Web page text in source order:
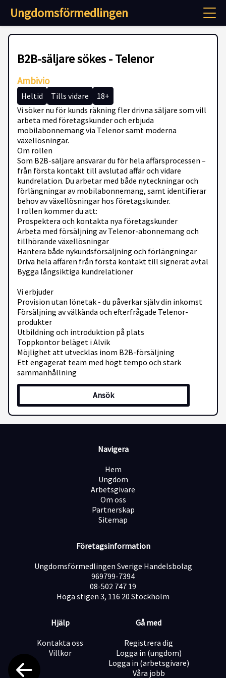
Ungdomsförmedlingen
B2B-säljare sökes - Telenor
Ambivio
Heltid Tills vidare
18+
Vi söker nu för kunds räkning fler drivna säljare som vill
arbeta med företagskunder och erbjuda
mobilabonnemang via Telenor samt moderna
växellösningar.
Om rollen
Som B2B-säljare ansvarar du för hela affärsprocessen –
från första kontakt till avslutad affär och vidare
kundrelation. Du arbetar med både nyteckningar och
förlängningar av mobilabonnemang, samt identifierar
behov av växellösningar hos företagskunder.
I rollen kommer du att:
Prospektera och kontakta nya företagskunder
Arbeta med försäljning av Telenor-abonnemang och
tillhörande växellösningar
Hantera både nykundsförsäljning och förlängningar
Driva hela affären från första kontakt till signerat avtal
Bygga långsiktiga kundrelationer
Vi erbjuder
Provision utan lönetak - du påverkar själv din inkomst
Försäljning av välkända och efterfrågade Telenor-
produkter
Utbildning och introduktion på plats
Toppkontor beläget i Alvik
Möjlighet att utvecklas inom B2B-försäljning
Ett engagerat team med högt tempo och stark
sammanhållning
Har tidigare erfarenhet av försäljning (meriterande
men inget krav)
Talar och skriver flytande svenska
Trivs med att arbeta självständigt och ta ansvar för
Låter detta som rätt möjlighet för dig?
Skicka in din ansökan redan idag och bli en del av
Ansök
Navigera
Hem
Ungdom
Arbetsgivare
Om oss
Partnerskap
Sitemap
Företagsinformation
Ungdomsförmedlingen Sverige Handelsbolag
969799-7394
08-502 747 19
Höga stigen 3, 116 20 Stockholm
Hjälp
Kontakta oss
Villkor
Gå med
Registrera dig
Logga in (ungdom)
Logga in (arbetsgivare)
Våra jobb